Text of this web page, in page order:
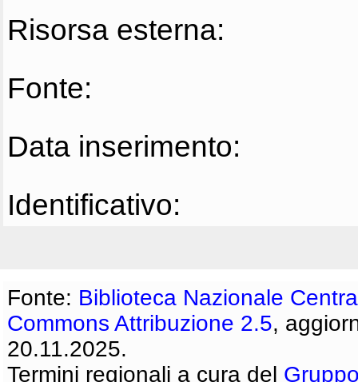
Risorsa esterna:
Fonte:
Data inserimento:
Identificativo:
Fonte: Biblioteca Nazionale
Commons Attribuzione 2.5,
20.11.2025.
Termini regionali a cura del